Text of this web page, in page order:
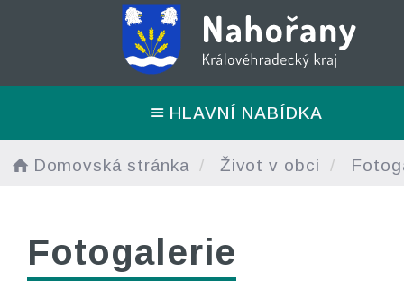
HLAVNÍ NABÍDKA
Domovská stránka Život v obci
Fotogalerie